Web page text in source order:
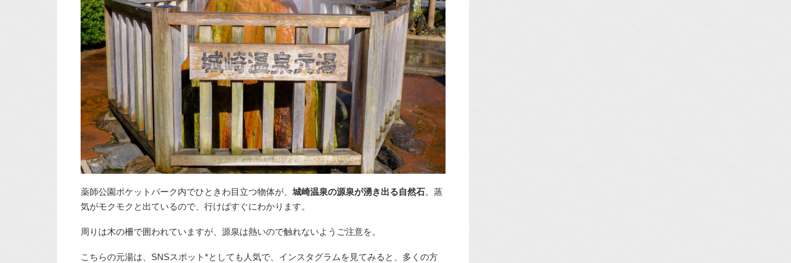
薬師公園ポケットパーク内でひときわ目立つ物体が、 城崎温泉の源泉が湧き出る自然石。蒸
気がモクモクと出ているので、行けばすぐにわかります。
周りは木の柵で囲われていますが、源泉は熱いので触れないようご注意を。
こちらの元湯は、SNSスポット*としても人気で、インスタグラムを見てみると、多くの方